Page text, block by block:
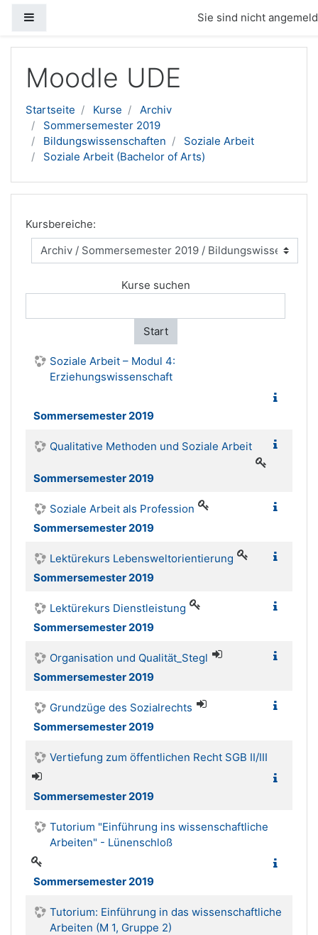
Sie sind nicht
Moodle UDE
Startseite Kurse
Archiv
Sommersemester 2019
Bildungswissenschaften
Soziale Arbeit
Soziale Arbeit (Bachelor of Arts)
Kursbereiche:
Kurse suchen
Start
Soziale Arbeit – Modul 4:
Erziehungswissenschaft
Sommersemester 2019
Qualitative Methoden und Soziale Arbeit
Sommersemester 2019
Soziale Arbeit als Profession
Sommersemester 2019
Lektürekurs Lebensweltorientierung
Sommersemester 2019
Lektürekurs Dienstleistung
Sommersemester 2019
Organisation und Qualität_Stegl
Sommersemester 2019
Grundzüge des Sozialrechts
Sommersemester 2019
Vertiefung zum öffentlichen Recht SGB II/III
Sommersemester 2019
Tutorium "Einführung ins wissenschaftliche
Arbeiten" - Lünenschloß
Sommersemester 2019
Tutorium: Einführung in das wissenschaftliche
Arbeiten (M 1, Gruppe 2)